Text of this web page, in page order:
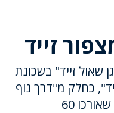
זייד
שאול זייד" בשכונת
כחלק מ"דרך נוף
חיפה" – מסלול נסיעה תיירותי שאורכו 60